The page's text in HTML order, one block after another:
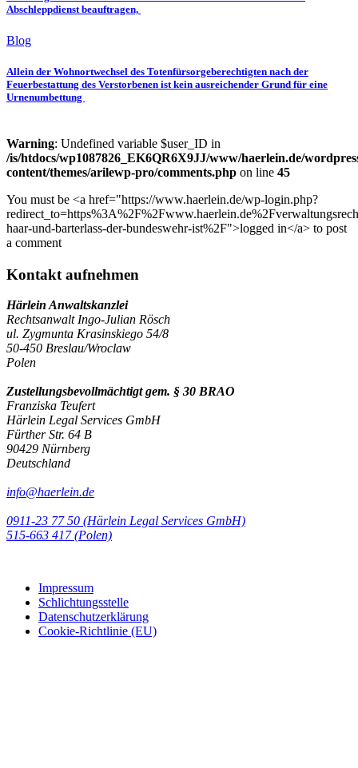
Abschleppdienst beauftragen,
Blog
Allein der Wohnortwechsel des Totenfürsorgeberechtigten nach der
Feuerbestattung des Verstorbenen ist kein ausreichender Grund für eine
Urnenumbettung
Warning: Undefined variable $user_ID in
/is/htdocs/wp1087826_EK6QR6X9JJ/www/haerlein.de/
content/themes/arilewp-pro/comments.php on line 45
You must be <a href="https://www.haerlein.de/wp-login.php?
haar-und-barterlass-der-bundeswehr-ist%2F">logged in</a> to post
a comment
Kontakt aufnehmen
Härlein Anwaltskanzlei
Rechtsanwalt Ingo-Julian Rösch
ul. Zygmunta Krasinskiego 54/8
50-450 Breslau/Wroclaw
Polen
Zustellungsbevollmächtigt gem. § 30 BRAO
Franziska Teufert
Härlein Legal Services GmbH
Fürther Str. 64 B
90429 Nürnberg
Deutschland
info@haerlein.de
0911-23 77 50 (Härlein Legal Services GmbH)
‭515-663 417 (Polen)‬‬‬
Impressum
Schlichtungsstelle
Datenschutzerklärung
Cookie-Richtlinie (EU)